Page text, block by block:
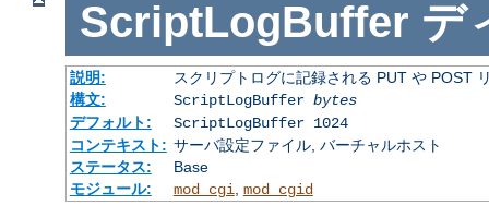
ScriptLogBuffer デ
説明:
スクリプトログに記録される PUT や POST
構文:
ScriptLogBuffer bytes
デフォルト:
ScriptLogBuffer 1024
コンテキスト: サーバ設定ファイル, バーチャルホスト
ステータス:
Base
モジュール:
mod_cgi, mod_cgid